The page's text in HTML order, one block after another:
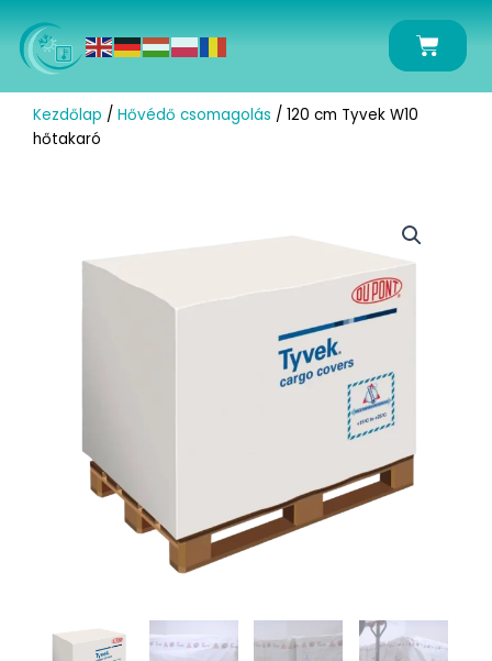
Skip
to
content
Kosár
Kezdőlap / Hővédő csomagolás / 120 cm Tyvek W10
hőtakaró